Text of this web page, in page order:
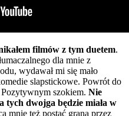
filmów z tym duetem.
dla mnie z
wydawał mi się mało
slapstickowe. Powrót do
Pozytywnym szokiem. Nie
tych dwojga będzie miała w
mnie też postać grana przez